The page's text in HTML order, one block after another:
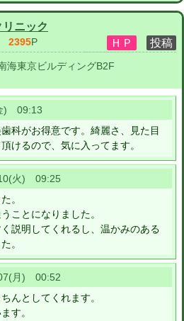
ニック
2395P
東京ビルディングB2F
) 09:13
科がお得意です。綺麗さ、見た目
けるので、気に入ってます。
火) 09:25
。
ことになりました。
説明してくれるし、温かみのある
。
月) 00:52
んとしてくれます。
す。